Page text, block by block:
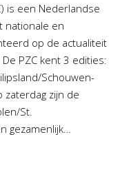
is een Nederlandse
nationale en
op de actualiteit
PZC kent 3 edities:
Schouwen-
zaterdag zijn de
St.
gezamenlijk